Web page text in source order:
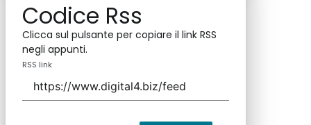
Codice Rss
Clicca sul pulsante per copiare il link RSS
negli appunti.
RSS link